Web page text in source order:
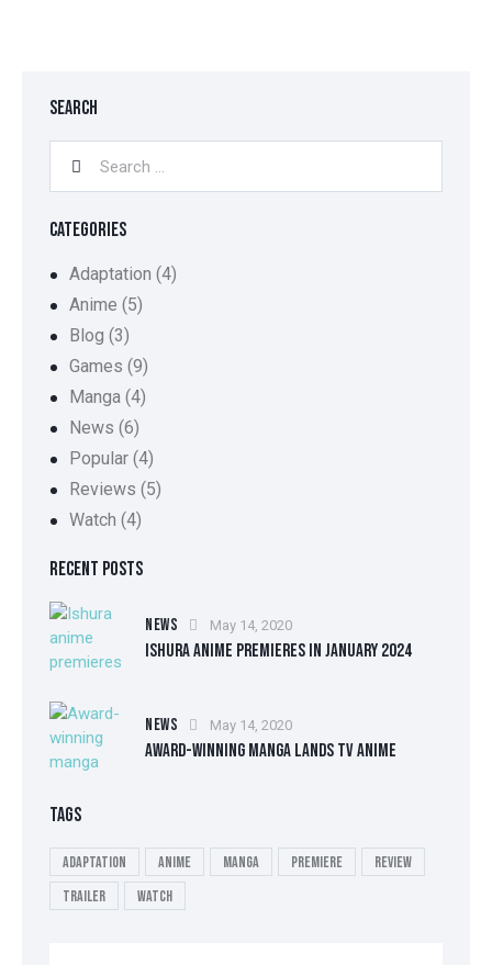
SEARCH
CATEGORIES
Adaptation (4)
Anime (5)
Blog (3)
Games (9)
Manga (4)
News (6)
Popular (4)
Reviews (5)
Watch (4)
RECENT POSTS
NEWS May 14, 2020
ISHURA ANIME PREMIERES IN JANUARY 2024
NEWS May 14, 2020
AWARD-WINNING MANGA LANDS TV ANIME
TAGS
Adaptation Anime Manga Premiere
Review
Trailer
Watch